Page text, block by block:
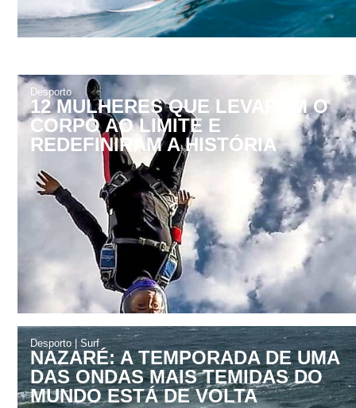
Desporto
12 MULHERES QUE LEVARAM O
CORPO AO LIMITE E
REDEFINIRAM A HISTÓRIA
Desporto |Surf
NAZARÉ: A TEMPORADA DE UMA
DAS ONDAS MAIS TEMIDAS DO
MUNDO ESTÁ DE VOLTA